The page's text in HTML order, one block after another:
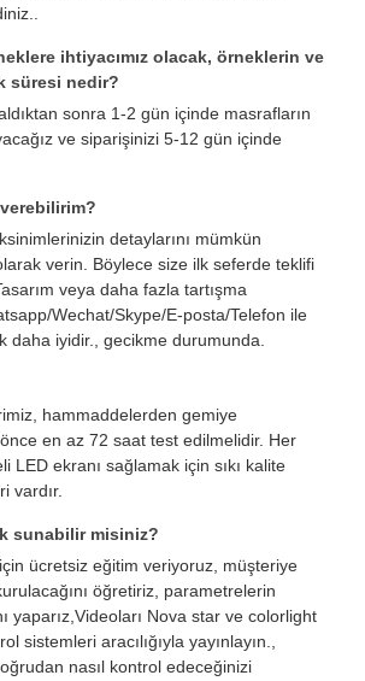
ihtiyacımız olacak, örneklerin ve
süresi nedir?
sonra 1-2 gün içinde masrafların
ve siparişinizi 5-12 gün içinde
detaylarını mümkün
verin. Böylece size ilk seferde teklifi
veya daha fazla tartışma
Wechat/Skype/E-posta/Telefon ile
daha iyidir., gecikme durumunda.
hammaddelerden gemiye
en az 72 saat test edilmelidir. Her
LED ekranı sağlamak için sıkı kalite
vardır.
sunabilir misiniz?
ücretsiz eğitim veriyoruz, müşteriye
öğretiriz, parametrelerin
yaparız,Videoları Nova star ve colorlight
sistemleri aracılığıyla yayınlayın.,
nasıl kontrol edeceğinizi